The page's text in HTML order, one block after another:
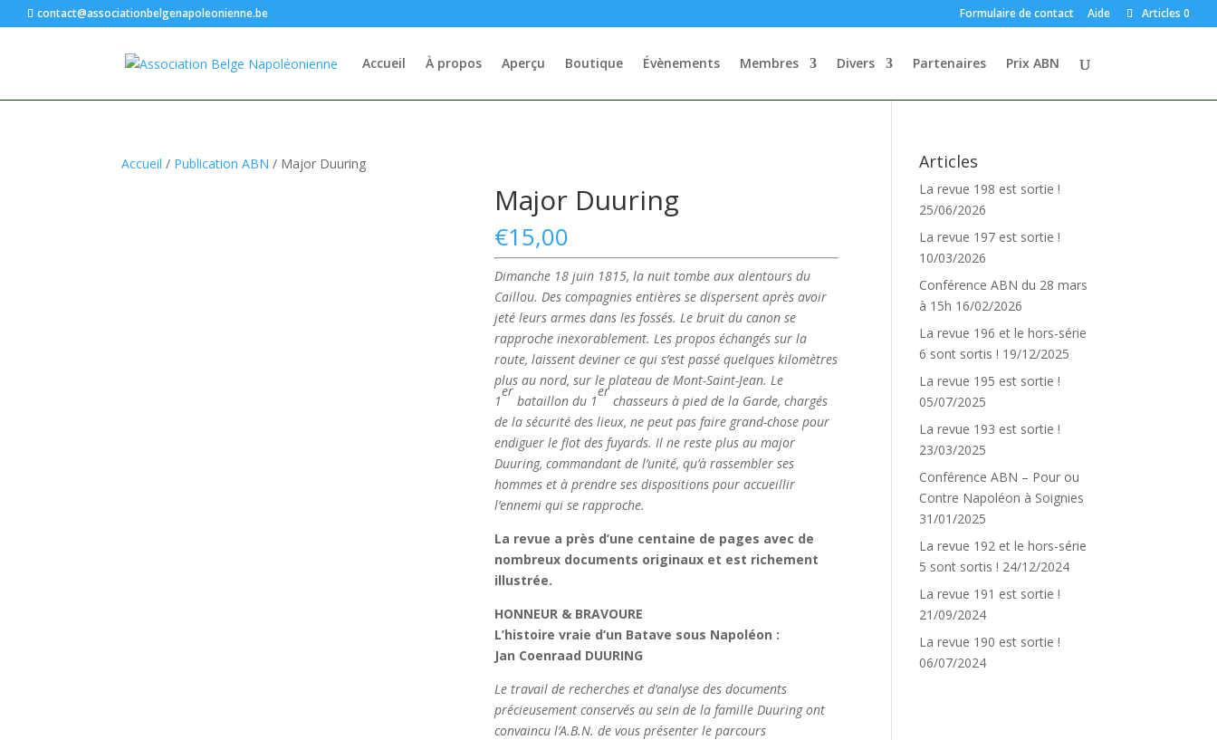
contact@associationbelgenapoleonienne.be Formulaire de contact Aide Articles 0
Accueil À propos Aperçu Boutique Évènements Membres Divers Partenaires Prix ABN
Accueil / Publication ABN / Major Duuring
Major Duuring
€15,00
Dimanche 18 juin 1815, la nuit tombe aux alentours du
Caillou. Des compagnies entières se dispersent après avoir
jeté leurs armes dans les fossés. Le bruit du canon se
rapproche inexorablement. Les propos échangés sur la
route, laissent deviner ce qui s’est passé quelques kilomètres
plus au nord, sur le plateau de Mont-Saint-Jean. Le
1
er
bataillon du 1
er
chasseurs à pied de la Garde, chargés
de la sécurité des lieux, ne peut pas faire grand-chose pour
endiguer le flot des fuyards. Il ne reste plus au major
Duuring, commandant de l’unité, qu’à rassembler ses
hommes et à prendre ses dispositions pour accueillir
l’ennemi qui se rapproche.
La revue a près d’une centaine de pages avec de
nombreux documents originaux et est richement
illustrée.
HONNEUR & BRAVOURE
L’histoire vraie d’un Batave sous Napoléon :
Jan Coenraad DUURING
Le travail de recherches et d’analyse des documents
précieusement conservés au sein de la famille Duuring ont
convaincu l’A.B.N. de vous présenter le parcours
Articles
La revue 198 est sortie !
25/06/2026
La revue 197 est sortie !
10/03/2026
Conférence ABN du 28 mars
à 15h 16/02/2026
La revue 196 et le hors-série
6 sont sortis ! 19/12/2025
La revue 195 est sortie !
05/07/2025
La revue 193 est sortie !
23/03/2025
Conférence ABN – Pour ou
Contre Napoléon à Soignies
31/01/2025
La revue 192 et le hors-série
5 sont sortis ! 24/12/2024
La revue 191 est sortie !
21/09/2024
La revue 190 est sortie !
06/07/2024